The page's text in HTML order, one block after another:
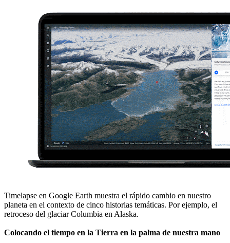
Timelapse en Google Earth muestra el rápido cambio en nuestro
planeta en el contexto de cinco historias temáticas. Por ejemplo, el
retroceso del glaciar Columbia en Alaska.
Colocando el tiempo en la Tierra en la palma de nuestra mano